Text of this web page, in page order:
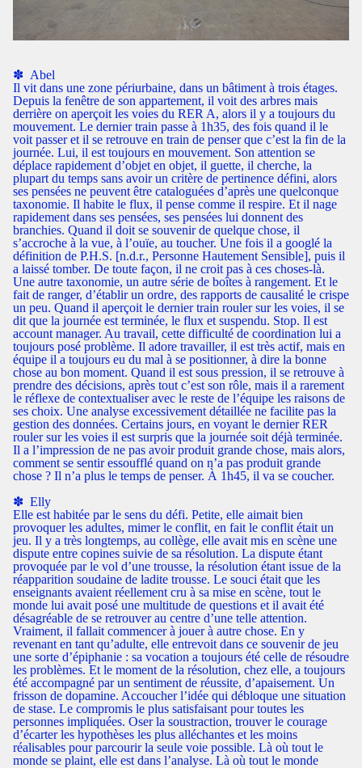
✽ ​​​ Abel
Il vit dans une zone périurbaine, dans un bâtiment à trois étages.
Depuis la fenêtre de son appartement, il voit des arbres mais
derrière on aperçoit les voies du RER A, alors il y a toujours du
mouvement. Le dernier train passe à 1h35, des fois quand il le
voit passer et il se retrouve en train de penser que c’est la fin de la
journée. Lui, il est toujours en mouvement. Son attention se
déplace rapidement d’objet en objet, il guette, il cherche, la
plupart du temps sans avoir un critère de pertinence défini, alors
ses pensées ne peuvent être cataloguées d’après une quelconque
taxonomie. Il habite le flux, il pense comme il respire. Et il nage
rapidement dans ses pensées, ses pensées lui donnent des
branchies. Quand il doit se souvenir de quelque chose, il
s’accroche à la vue, à l’ouïe, au toucher. Une fois il a googlé la
définition de P.H.S. [n.d.r., Personne Hautement Sensible], puis il
a laissé tomber. De toute façon, il ne croit pas à ces choses-là.
Une autre taxonomie, un autre série de boîtes à rangement. Et le
fait de ranger, d’établir un ordre, des rapports de causalité le crispe
un peu. Quand il aperçoit le dernier train rouler sur les voies, il se
dit que la journée est terminée, le flux et suspendu. Stop. Il est
account manager. Au travail, cette difficulté de coordination lui a
toujours posé problème. Il adore travailler, il est très actif, mais en
équipe il a toujours eu du mal à se positionner, à dire la bonne
chose au bon moment. Quand il est sous pression, il se retrouve à
prendre des décisions, après tout c’est son rôle, mais il a rarement
le réflexe de contextualiser avec le reste de l’équipe les raisons de
ses choix. Une analyse excessivement détaillée ne facilite pas la
gestion des données. Certains jours, en voyant le dernier RER
rouler sur les voies il est surpris que la journée soit déjà terminée.
Il a l’impression de ne pas avoir produit grande chose, mais alors,
comment se sentir essoufflé quand on n’a pas produit grande
chose ? Il n’a plus le temps de penser. À 1h45, il va se coucher.
✽ ​​ Elly
Elle est habitée par le sens du défi. Petite, elle aimait bien
provoquer les adultes, mimer le conflit, en fait le conflit était un
jeu. Il y a très longtemps, au collège, elle avait mis en scène une
dispute entre copines suivie de sa résolution. La dispute étant
provoquée par le vol d’une trousse, la résolution étant issue de la
réapparition soudaine de ladite trousse. Le souci était que les
enseignants avaient réellement cru à sa mise en scène, tout le
monde lui avait posé une multitude de questions et il avait été
désagréable de se retrouver au centre d’une telle attention.
Vraiment, il fallait commencer à jouer à autre chose. En y
revenant en tant qu’adulte, elle entrevoit dans ce souvenir de jeu
une sorte d’épiphanie : sa vocation a toujours été celle de résoudre
les problèmes. Et le moment de la résolution, chez elle, a toujours
été accompagné par un sentiment de réussite, d’apaisement. Un
frisson de dopamine. Accoucher l’idée qui débloque une situation
de stase. Le compromis le plus satisfaisant pour toutes les
personnes impliquées. Oser la soustraction, trouver le courage
d’écarter les hypothèses les plus alléchantes et les moins
réalisables pour parcourir la seule voie possible. Là où tout le
monde se plaint, elle est dans l’analyse. Là où tout le monde